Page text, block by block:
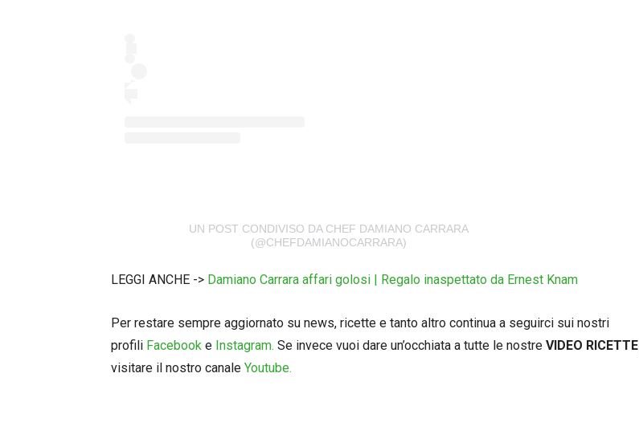
UN POST CONDIVISO DA CHEF DAMIANO CARRARA
(@CHEFDAMIANOCARRARA)
LEGGI ANCHE -> Damiano Carrara affari golosi | Regalo inaspettato da Ernest Knam
Per restare sempre aggiornato su news, ricette e tanto altro continua a seguirci sui nostri
profili Facebook e Instagram. Se invece vuoi dare un’occhiata a tutte le nostre VIDEO RICETTE
visitare il nostro canale Youtube.